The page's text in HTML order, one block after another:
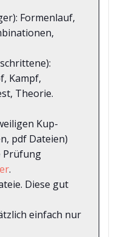
Formenlauf,
Kampf,
Theorie.
Kup-
pdf Dateien)
Prüfung
.
Diese gut
einfach nur